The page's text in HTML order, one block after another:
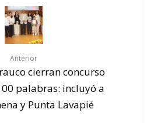
Anterior
cierran concurso
palabras: incluyó a
y Punta Lavapié